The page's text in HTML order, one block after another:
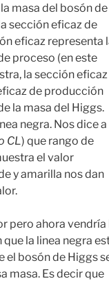
masa del bosónde
sección eficaz de
eficaz representa
proceso (en este
la sección eficaz
de producción
la masa del Higgs.
negra. Nos dice a
CL) que rango de
el valor
y amarilla nos dan
pero ahora vendría
la linea negra
el bosónde Higgs
masa. Es decir que